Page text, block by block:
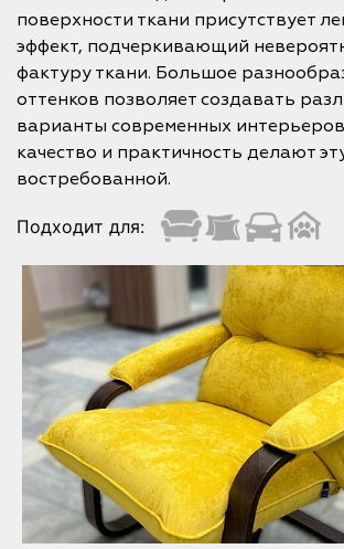
поверхности ткани присутствует
эффект, подчеркивающий
фактуру ткани. Большое
оттенков позволяет создавать
варианты современных
качество и практичность делают
востребованной.
Подходит для: